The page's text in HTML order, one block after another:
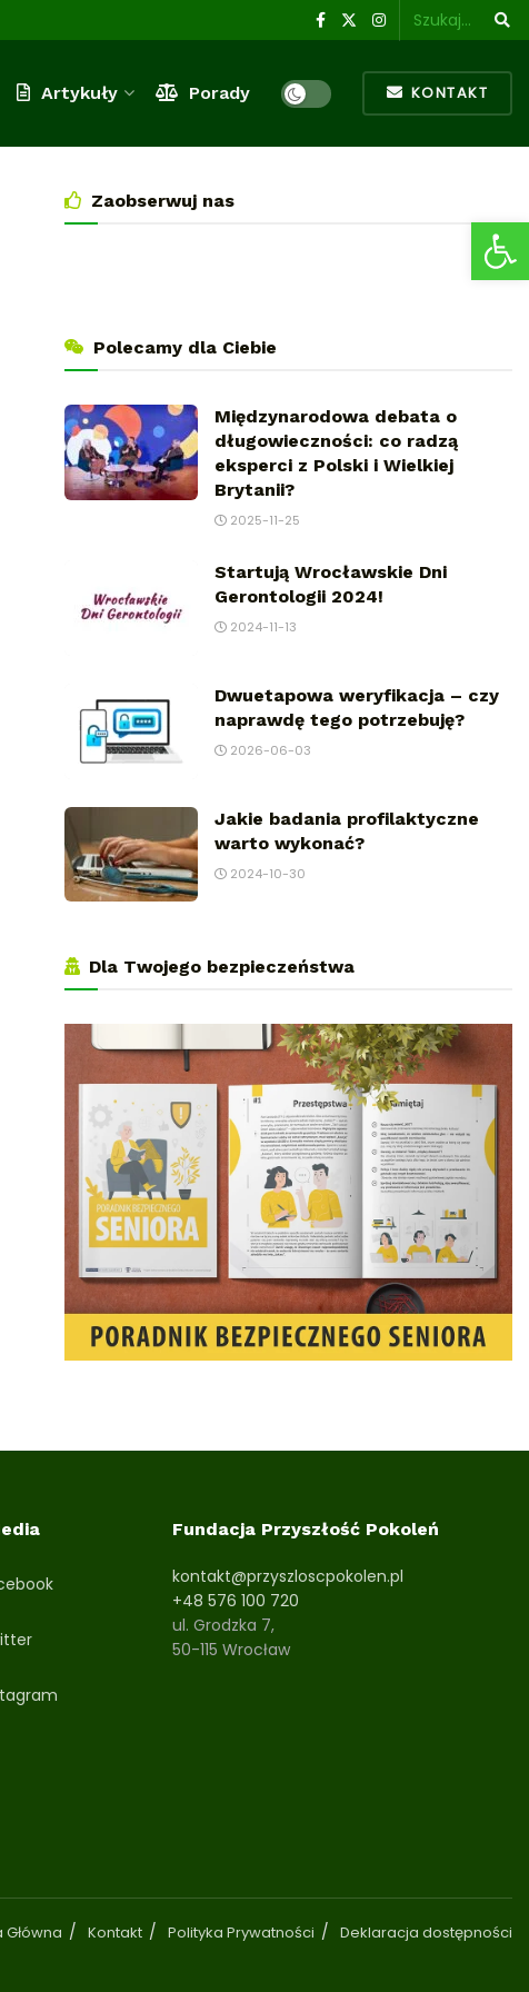
Artykuły Porady KONTAKT
Zaobserwuj nas
Polecamy dla Ciebie
Międzynarodowa debata o
długowieczności: co radzą
eksperci z Polski i Wielkiej
Brytanii?
2025-11-25
Startują Wrocławskie Dni
Gerontologii 2024!
2024-11-13
Dwuetapowa weryfikacja – czy
naprawdę tego potrzebuję?
2026-06-03
Jakie badania profilaktyczne
warto wykonać?
2024-10-30
Dla Twojego bezpieczeństwa
Fundacja Przyszłość Pokoleń
kontakt@przyszloscpokolen.pl
+48 576 100 720
ul. Grodzka 7,
50-115 Wrocław
Główna Kontakt Polityka Prywatności Deklaracja dostępności